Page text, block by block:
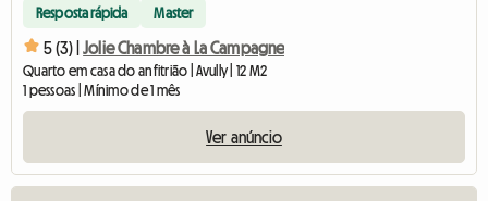
Resposta rápida Master
5 (3) | Jolie Chambre à La Campagne
Quarto em casa do anfitrião | Avully | 12 M2
1 pessoas | Mínimo de 1 mês
Ver anúncio